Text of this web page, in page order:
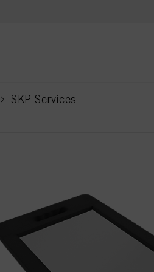
SKP Services
current page